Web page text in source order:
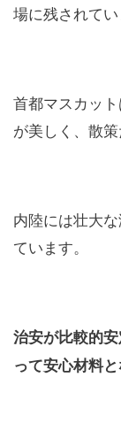
場に残されてい
首都マスカッ
が美しく、散
内陸には壮大
ています。
治安が比較的
って安心材料